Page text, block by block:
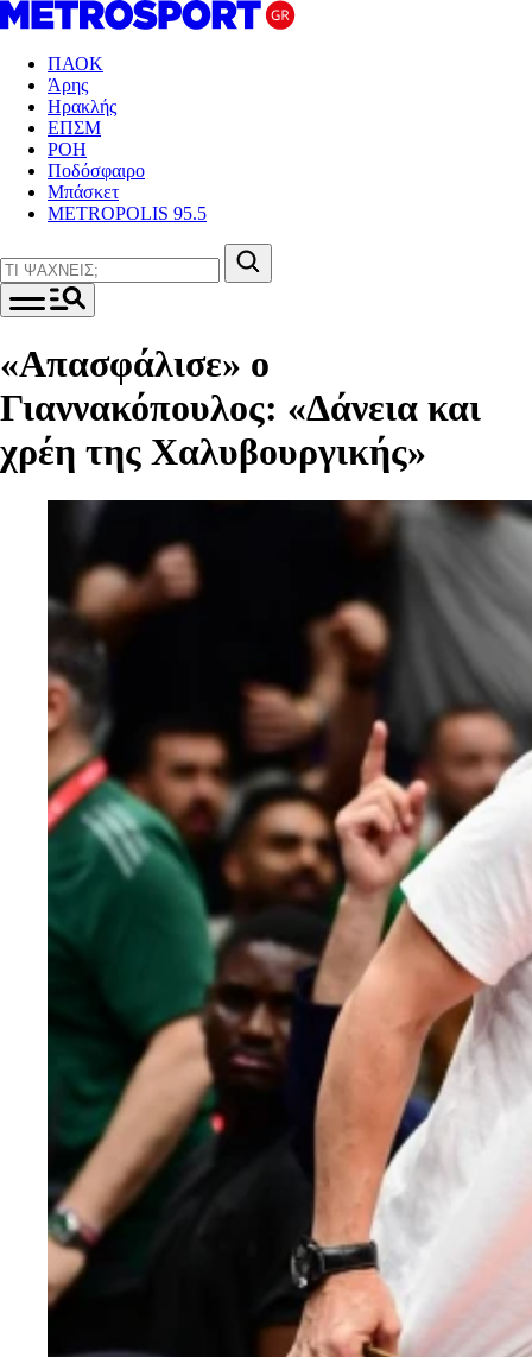
ΠΑΟΚ
Άρης
Ηρακλής
ΕΠΣΜ
ΡΟΗ
Ποδόσφαιρο
Μπάσκετ
METROPOLIS 95.5
«Απασφάλισε» ο
Γιαννακόπουλος: «Δάνεια και
χρέη της Χαλυβουργικής»